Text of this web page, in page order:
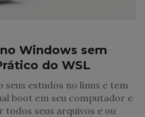
Windows sem
do WSL
seus estudos no linux e tem
boot em seu computador e
seus arquivos e ou